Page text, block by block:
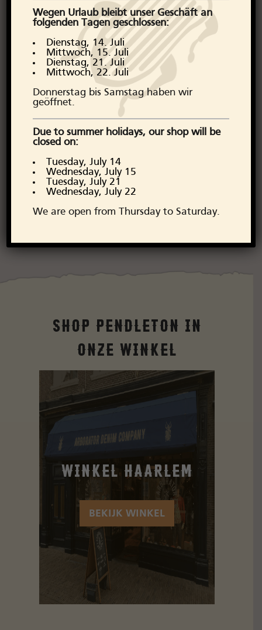
Arborator Denim Company. Stap
bij ons in de wereld van Pendleton
en omarm een erfenis van
kwaliteit, stijl en avontuur en
bezoek de winkel.
Shop Pendleton in
onze Winkel
Winkel Haarlem
BEKIJK WINKEL
Wegen Urlaub bleibt unser Geschäft an
folgenden Tagen geschlossen:
Dienstag, 14. Juli
Mittwoch, 15. Juli
Dienstag, 21. Juli
Mittwoch, 22. Juli
Donnerstag bis Samstag haben wir
geöffnet.
Due to summer holidays, our shop will be
closed on:
Tuesday, July 14
Wednesday, July 15
Tuesday, July 21
Wednesday, July 22
We are open from Thursday to Saturday.